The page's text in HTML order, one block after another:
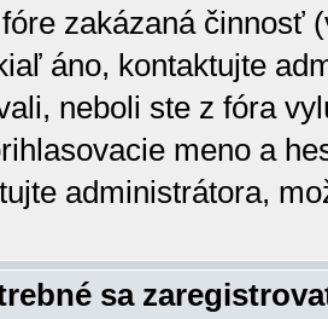
zakázaná činnosť
áno, kontaktujte
neboli ste z fóra
meno a
administrátora,
sa